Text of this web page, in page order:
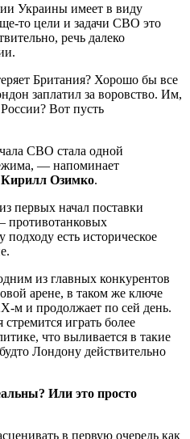
Украины имеет в виду
то цели и задачи СВО это
речь далеко
Британия? Хорошо бы все
заплатил за воровство. Им,
Вот пусть
СВО стала одной
— напоминает
Кирилл Озимко.
первых начал поставки
противотанковых
есть историческое
из главных конкурентов
арене, в таком же ключе
м и продолжает по сей день.
играть более
что выливается в такие
Лондону действительно
Или это просто
в первую очередь как